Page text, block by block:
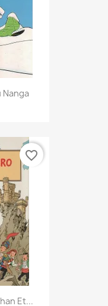
Nanga
Et...
favorite_border